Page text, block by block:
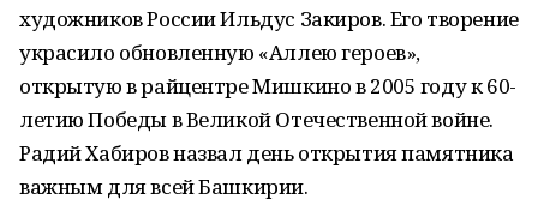
художников России Ильдус Закиров. Его творение
украсило обновленную «Аллею героев»,
открытую в райцентре Мишкино в 2005 году к 60-
летию Победы в Великой Отечественной войне.
Радий Хабиров назвал день открытия памятника
важным для всей Башкирии.